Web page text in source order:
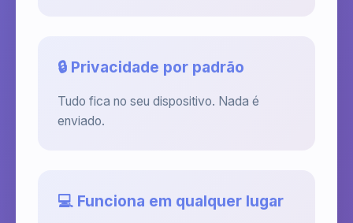
🔒 Privacidade por padrão
Tudo fica no seu dispositivo. Nada é
enviado.
💻 Funciona em qualquer lugar